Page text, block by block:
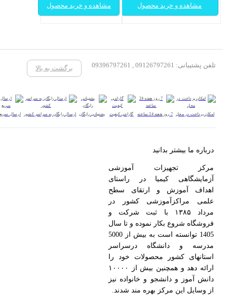
مشاهده و خرید محصول مشاهده و خرید محصول
تلفن پشتیبانی: 09126797261 , 09396797261 برگشت به بالا
امکان پرداخت در محل 7 روز هفته 24 ساعته گارانتی کیفیت پشتیبانی رایگان ارسال رایگان به سراسر کشور ارسال سریع
درباره ما بیشتر بدانید
مرکز تجهیزات آموزشی
آزمایشگاهی کیمیا در راستای
اهداف آموزش و ارتقای سطح
علمی مراکزآموزشی کشور در
مرداد ۱۳۸۵ با ثبت شرکت و
فروشگاه شروع بکار نموده و تا سال
1405 توانسته است به بیش از 5000
مدرسه و دانشگاه درسراسر
استانهای کشور محصولات خود را
ارائه دهد و همچنین بیش از ۱۰۰۰۰
دانش آموز و دانشجو و خانواده نیز
از وسایل این مرکز بهره مند شدند.